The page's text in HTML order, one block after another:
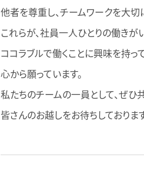
他者を尊重し、チームワークを大切
これらが、社員一人ひとりの働きが
ココラブルで働くことに興味を持っ
心から願っています。
私たちのチームの一員として、ぜひ
皆さんのお越しをお待ちしておりま